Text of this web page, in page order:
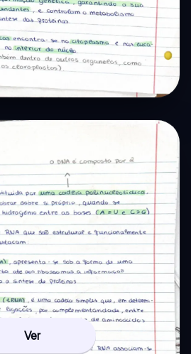
Ver